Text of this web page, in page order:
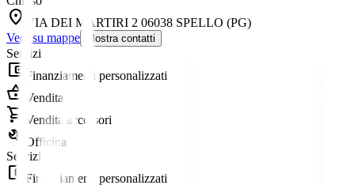
location_on
VIA DEI MARTIRI 2 06038 SPELLO (PG)
Vedi su mappe
Mostra contatti
Servizi
account_balance_wallet Finanziamenti personalizzati
shopping_basket Vendita
shopping_cart Vendita accessori
build
Officina
Servizi
account_balance_wallet Finanziamenti personalizzati